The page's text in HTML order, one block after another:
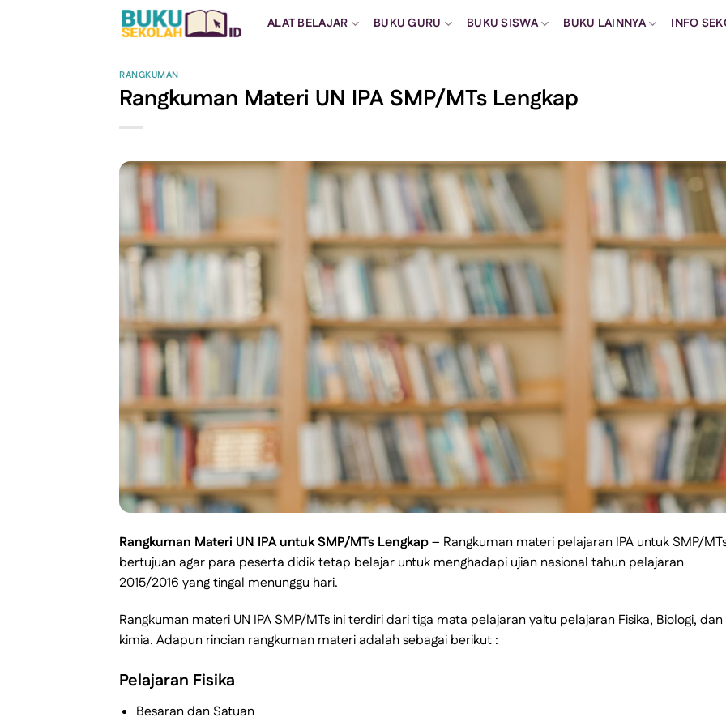
ALAT BELAJAR BUKU GURU BUKU SISWA BUKU LAINNYA INFO
RANGKUMAN
Rangkuman Materi UN IPA SMP/MTs Lengkap
Rangkuman Materi UN IPA untuk SMP/MTs Lengkap– Rangkuman materi pelajaran IPA untuk SMP/
bertujuan agar para peserta didik tetap belajar untuk menghadapi ujian nasional tahun pelajaran
2015/2016 yang tingal menunggu hari.
Rangkuman materi UN IPA SMP/MTs ini terdiri dari tiga mata pelajaran yaitu pelajaran Fisika, Biologi, dan
kimia. Adapun rincian rangkuman materi adalah sebagai berikut :
Pelajaran Fisika
Besaran dan Satuan